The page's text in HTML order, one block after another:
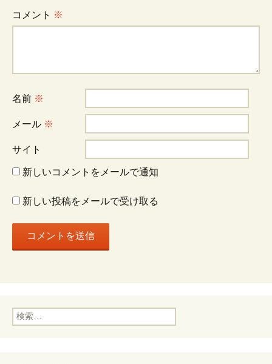
ゲ
シ
ョ
ン
コメント ※
名前 ※
メール ※
サイト
新しいコメントをメールで通知
新しい投稿をメールで受け取る
検
索: